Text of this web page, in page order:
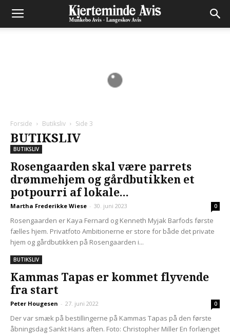
Forside Butiksliv Side 3
BUTIKSLIV
BUTIKSLIV
Rosengaarden skal være parrets
drømmehjem og gårdbutikken et
potpourri af lokale...
Martha Frederikke Wiese - 30. juni 2023 0
Rosengaarden er Kaya Fernard og Kenneth Myjak Barfods første
fælles hjem. Privatfoto Ambitionerne er store for både det private
hjem og gårdbutikken på Rosengaarden i...
BUTIKSLIV
Kammas Tapas er kommet flyvende
fra start
Peter Hougesen - 27. juni 2022 0
Der var smæk på bestillingerne på Kammas Tapas på den første
åbningsdag Sankt Hans aften. Foto: Christopher Miller En forlænget